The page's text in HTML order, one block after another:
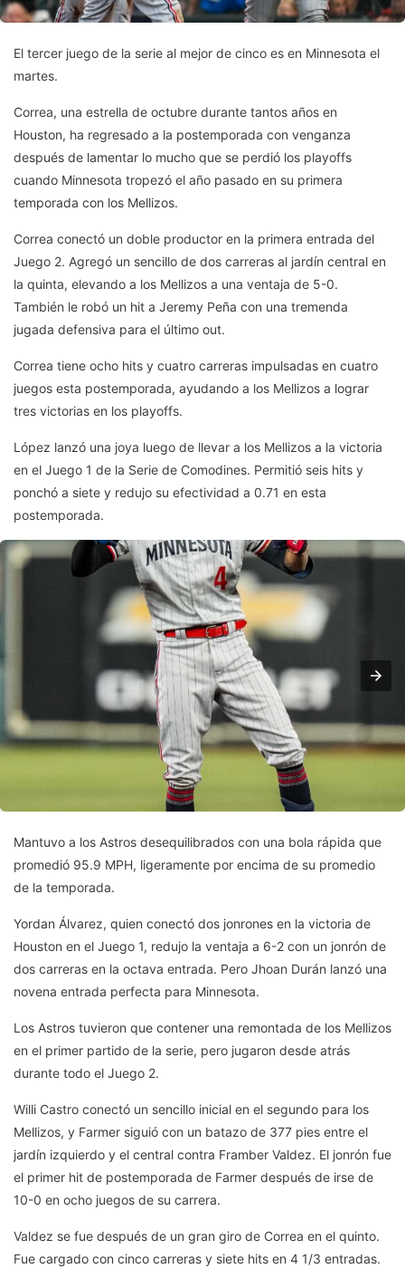
El tercer juego de la serie al mejor de cinco es en Minnesota el
martes.
Correa, una estrella de octubre durante tantos años en
Houston, ha regresado a la postemporada con venganza
después de lamentar lo mucho que se perdió los playoffs
cuando Minnesota tropezó el año pasado en su primera
temporada con los Mellizos.
Correa conectó un doble productor en la primera entrada del
Juego 2. Agregó un sencillo de dos carreras al jardín central en
la quinta, elevando a los Mellizos a una ventaja de 5-0.
También le robó un hit a Jeremy Peña con una tremenda
jugada defensiva para el último out.
Correa tiene ocho hits y cuatro carreras impulsadas en cuatro
juegos esta postemporada, ayudando a los Mellizos a lograr
tres victorias en los playoffs.
López lanzó una joya luego de llevar a los Mellizos a la victoria
en el Juego 1 de la Serie de Comodines. Permitió seis hits y
ponchó a siete y redujo su efectividad a 0.71 en esta
postemporada.
Mantuvo a los Astros desequilibrados con una bola rápida que
promedió 95.9 MPH, ligeramente por encima de su promedio
de la temporada.
Yordan Álvarez, quien conectó dos jonrones en la victoria de
Houston en el Juego 1, redujo la ventaja a 6-2 con un jonrón de
dos carreras en la octava entrada. Pero Jhoan Durán lanzó una
novena entrada perfecta para Minnesota.
Los Astros tuvieron que contener una remontada de los Mellizos
en el primer partido de la serie, pero jugaron desde atrás
durante todo el Juego 2.
Willi Castro conectó un sencillo inicial en el segundo para los
Mellizos, y Farmer siguió con un batazo de 377 pies entre el
jardín izquierdo y el central contra Framber Valdez. El jonrón fue
el primer hit de postemporada de Farmer después de irse de
10-0 en ocho juegos de su carrera.
Valdez se fue después de un gran giro de Correa en el quinto.
Fue cargado con cinco carreras y siete hits en 4 1/3 entradas.